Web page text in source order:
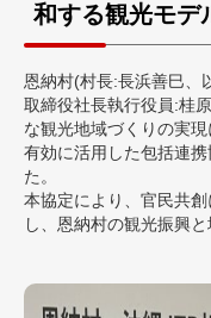
和する観光モデ
恩納村(村長:長浜善巳、
取締役社長執行役員:桂
な観光地域づくりの実
有効に活用した包括連
た。
本協定により、官民共
し、恩納村の観光振興